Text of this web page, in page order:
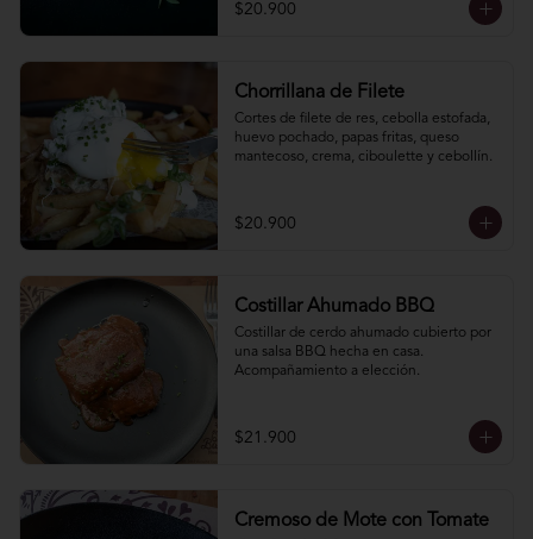
$20.900
Chorrillana de Filete
Cortes de filete de res, cebolla estofada,
huevo pochado, papas fritas, queso
mantecoso, crema, ciboulette y cebollín.
$20.900
Costillar Ahumado BBQ
Costillar de cerdo ahumado cubierto por
una salsa BBQ hecha en casa.
Acompañamiento a elección.
$21.900
Cremoso de Mote con Tomate